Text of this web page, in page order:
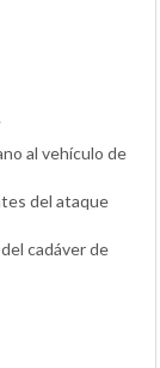
al vehículo de
del ataque
cadáver de